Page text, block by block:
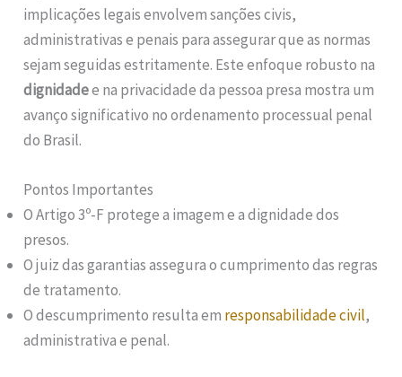
implicações legais envolvem sanções civis,
administrativas e penais para assegurar que as normas
sejam seguidas estritamente. Este enfoque robusto na
dignidadee na privacidade da pessoa presa mostra um
avanço significativo no ordenamento processual penal
do Brasil.
Pontos Importantes
O Artigo 3º-F protege a imagem e a dignidade dos
presos.
O juiz das garantias assegura o cumprimento das regras
de tratamento.
O descumprimento resulta em responsabilidade civil,
administrativa e penal.